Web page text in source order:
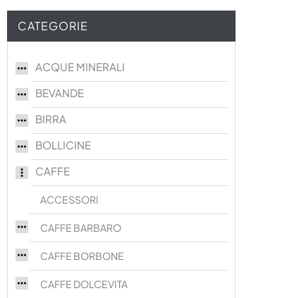
CATEGORIE
ACQUE MINERALI
BEVANDE
BIRRA
BOLLICINE
CAFFE
ACCESSORI
CAFFE BARBARO
CAFFE BORBONE
CAFFE DOLCEVITA